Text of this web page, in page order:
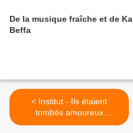
De la musique fraîche et de
Beffa
< Institut - Ils étaient
tombés amoureux
instantanément